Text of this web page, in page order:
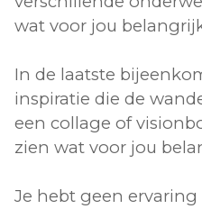
wat voor jou
In de laatste
inspiratie die de
een collage of
zien wat voor jou
Je hebt geen